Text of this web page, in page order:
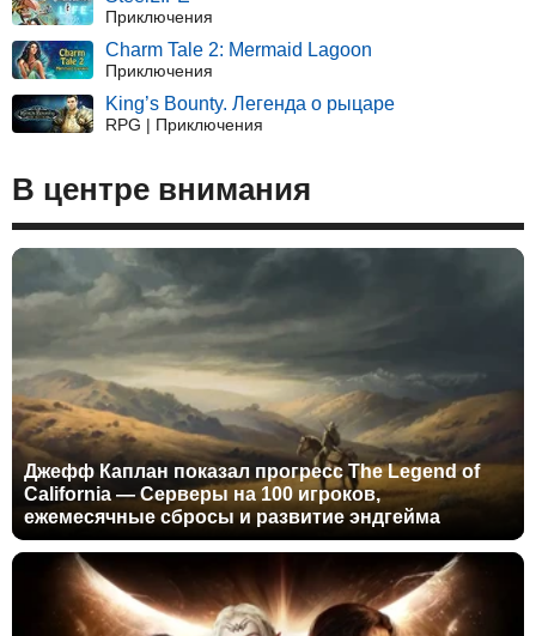
Приключения
Charm Tale 2: Mermaid Lagoon
Приключения
King’s Bounty. Легенда о рыцаре
RPG | Приключения
В центре внимания
Джефф Каплан показал прогресс The Legend of
California — Серверы на 100 игроков,
ежемесячные сбросы и развитие эндгейма